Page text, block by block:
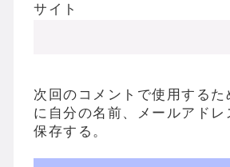
サイト
次回のコメントで使用するた
に自分の名前、メールアドレ
保存する。